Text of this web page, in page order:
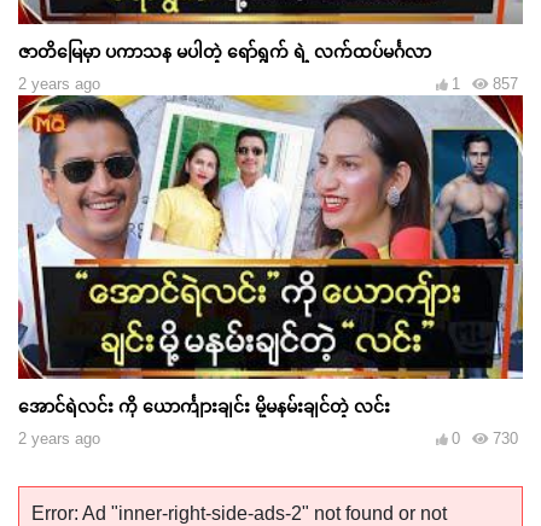
ဇာတိမြေမှာ ပကာသန မပါတဲ့ ရော်ရွက် ရဲ့ လက်ထပ်မင်္ဂလာ
2 years ago 857
1
အောင်ရဲလင်း ကို ယောင်္ကျားချင်း မို့မနမ်းချင်တဲ့ လင်း
2 years ago 730
0
Error: Ad "inner-right-side-ads-2" not found or not